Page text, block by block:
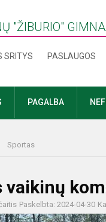
"ŽIBURIO"
SRITYS PASLAUGOS
PAGALBA
Sportas
vaikinų
Paskelbta: 2024-04-30